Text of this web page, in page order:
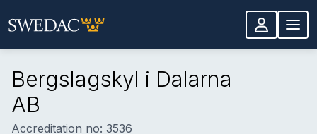
Bergslagskyl i Dalarna
AB
Accreditation no: 3536